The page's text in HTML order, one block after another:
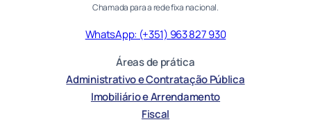
Chamada para a rede fixa nacional.
WhatsApp: (+351) 963 827 930
Áreas de prática
Administrativo e Contratação Pública
Imobiliário e Arrendamento
Fiscal